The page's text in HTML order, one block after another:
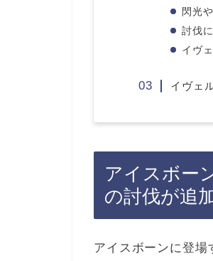
閃光
討伐
イヴ
イヴェ
アイスボー
の討伐が追
アイスボーンに登場